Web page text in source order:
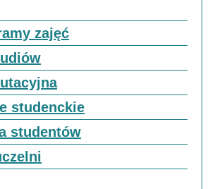
zajęć
studenckie
studentów